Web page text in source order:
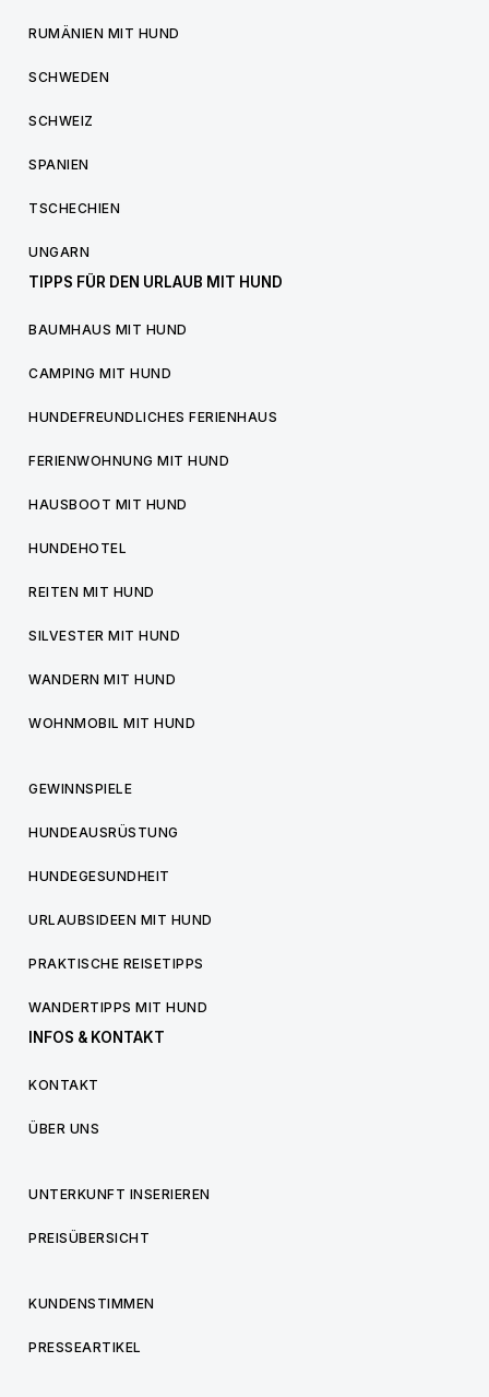
RUMÄNIEN MIT HUND
SCHWEDEN
SCHWEIZ
SPANIEN
TSCHECHIEN
UNGARN
TIPPS FÜR DEN URLAUB MIT HUND
BAUMHAUS MIT HUND
CAMPING MIT HUND
HUNDEFREUNDLICHES FERIENHAUS
FERIENWOHNUNG MIT HUND
HAUSBOOT MIT HUND
HUNDEHOTEL
REITEN MIT HUND
SILVESTER MIT HUND
WANDERN MIT HUND
WOHNMOBIL MIT HUND
GEWINNSPIELE
HUNDEAUSRÜSTUNG
HUNDEGESUNDHEIT
URLAUBSIDEEN MIT HUND
PRAKTISCHE REISETIPPS
WANDERTIPPS MIT HUND
INFOS & KONTAKT
KONTAKT
ÜBER UNS
UNTERKUNFT INSERIEREN
PREISÜBERSICHT
KUNDENSTIMMEN
PRESSEARTIKEL